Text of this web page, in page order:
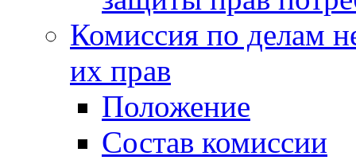
Комиссия по делам
их прав
Положение
Состав комиссии